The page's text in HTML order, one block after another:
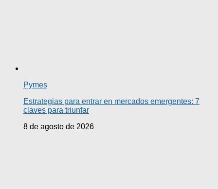
Pymes
Estrategias para entrar en mercados emergentes: 7
claves para triunfar
8 de agosto de 2026